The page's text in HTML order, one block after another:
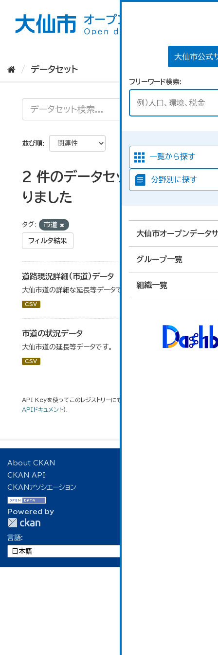
大仙市公式
フリーワード検索
一覧から探す
分野別に探す
大仙市オープンデータ
グループ一覧
組織一覧
データセット
並び順
2 件のデータセットが見つか
りました
タグ: 市道
フィルタ結果
道路現況詳細（市道）データ
大仙市道の詳細な延長等データです。
CSV
市道の状況データ
大仙市道の延長等データです。
CSV
API Keyを使ってこのレジストリーにもアクセス可能です
APIドキュメント).
About CKAN
CKAN API
CKANアソシエーション
Powered by
言語